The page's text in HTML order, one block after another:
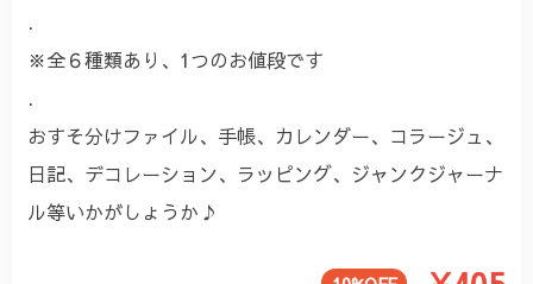
.
※全６種類あり、1つのお値段です
.
おすそ分けファイル、手帳、カレンダー、コラージュ、
日記、デコレーション、ラッピング、ジャンクジャーナ
ル等いかがしょうか♪